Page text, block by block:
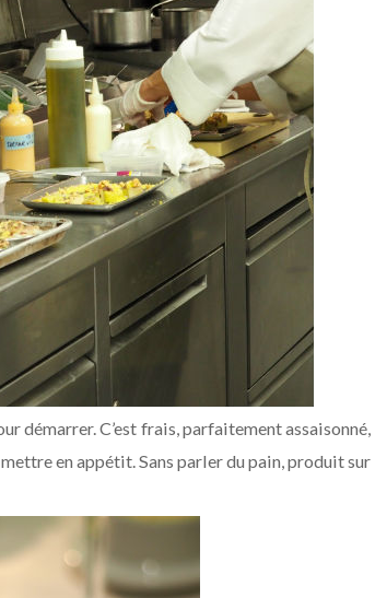
démarrer. C’est frais, parfaitement assaisonné,
en appétit. Sans parler du pain, produit sur